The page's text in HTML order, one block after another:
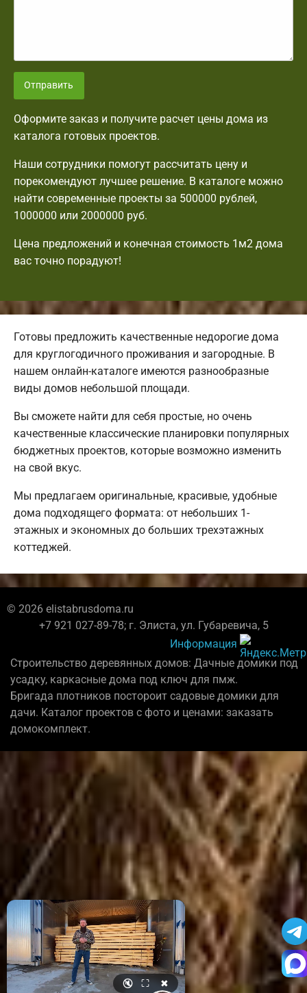
Отправить
Оформите заказ и получите расчет цены дома из
каталога готовых проектов.
Наши сотрудники помогут рассчитать цену и
порекомендуют лучшее решение. В каталоге можно
найти современные проекты за 500000 рублей,
1000000 или 2000000 руб.
Цена предложений и конечная стоимость 1м2 дома
вас точно порадуют!
Готовы предложить качественные недорогие дома
для круглогодичного проживания и загородные. В
нашем онлайн-каталоге имеются разнообразные
виды домов небольшой площади.
Вы сможете найти для себя простые, но очень
качественные классические планировки популярных
бюджетных проектов, которые возможно изменить
на свой вкус.
Мы предлагаем оригинальные, красивые, удобные
дома подходящего формата: от небольших 1-
этажных и экономных до больших трехэтажных
коттеджей.
© 2026 elistabrusdoma.ru
+7 921 027-89-78; г. Элиста, ул. Губаревича, 5
Информация
Строительство деревянных домов: Дачные домики под
усадку, каркасные дома под ключ для пмж.
Бригада плотников постороит садовые домики для
дачи. Каталог проектов с фото и ценами: заказать
домокомплект.
🔇 ⛶ ✖